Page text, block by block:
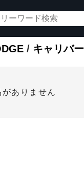
/ キャリバー
ありません